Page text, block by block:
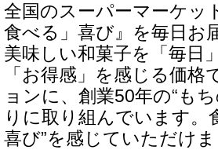
全国のスーパーマーケッ
食べる」喜び』を毎日お
美味しい和菓子を「毎日
「お得感」を感じる価
ョンに、創業50年の“も
りに取り組んでいます。
喜び”を感じていただけ